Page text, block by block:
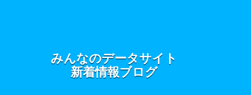
みんなのデータサイト
新着情報ブログ